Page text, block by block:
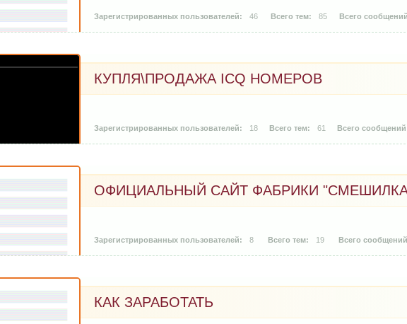
46 85
КУПЛЯ\ПРОДАЖА ICQ НОМЕРОВ
18 61
ОФИЦИАЛЬНЫЙ САЙТ ФАБРИКИ
8 19
КАК ЗАРАБОТАТЬ